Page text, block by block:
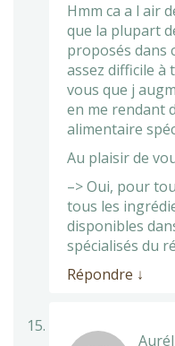
Hmm ca a l air
que la plupart
proposés dans
assez difficile à
vous que j
en me rendant
alimentaire
Au plaisir de
–> Oui, pour
tous les
disponibles
spécialisés du
Répondre ↓